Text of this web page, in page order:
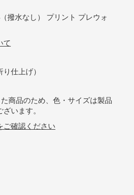
撥水なし） プリント プレウォ
て
仕上げ）
商品のため、色・サイズは製品
います。
確認ください